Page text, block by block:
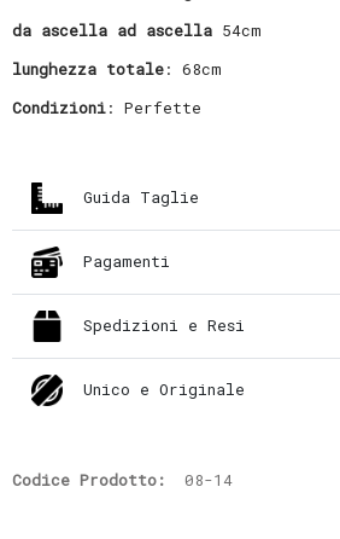
da ascella ad ascella54cm
lunghezza totale: 68cm
Condizioni: Perfette
Guida Taglie
Pagamenti
Spedizioni e Resi
Unico e Originale
Codice Prodotto: 08-14